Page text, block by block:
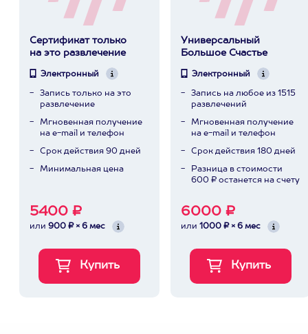
Сертификат только
на это развлечение
Электронный
Запись только на это
развлечение
Мгновенная получение
на e-mail и телефон
Срок действия 90 дней
Минимальная цена
5400 ₽
или 900 ₽ × 6 мес
Универсальный
Большое Счастье
Электронный
Запись на любое из 1515
развлечений
Мгновенная получение
на e-mail и телефон
Срок действия 180 дней
Разница в стоимости
600 ₽ останется на счету
6000 ₽
или 1000 ₽ × 6 мес